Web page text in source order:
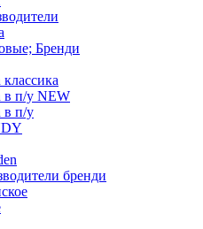
Бренди
в п/у NEW
в п/у
бренди